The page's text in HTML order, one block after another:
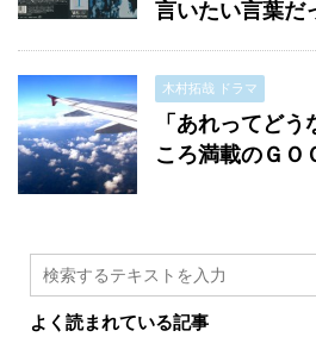
言いたい言葉だ
木村拓哉 ドラマ
「あれってど
ころ満載のＧ
よく読まれている記事